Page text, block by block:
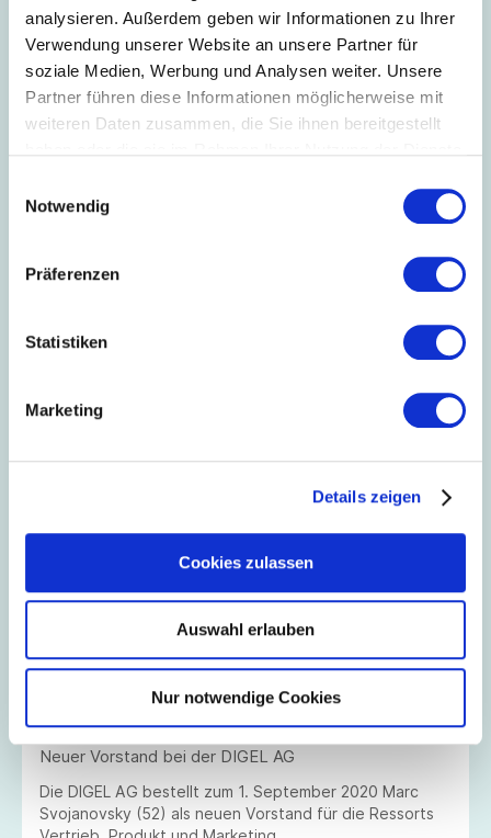
analysieren. Außerdem geben wir Informationen zu Ihrer
Verwendung unserer Website an unsere Partner für
soziale Medien, Werbung und Analysen weiter. Unsere
Partner führen diese Informationen möglicherweise mit
weiteren Daten zusammen, die Sie ihnen bereitgestellt
Notwendig
Präferenzen
Statistiken
Marketing
Details zeigen
Cookies zulassen
Auswahl erlauben
Nur notwendige Cookies
08.01.2021// Kommunikation + Event
Mit dem Beginn des Jahres 2021 unterstützt Thomas
10.08.2020// Kommunikation + Event
Neuer Vorstand bei der DIGEL AG
Die DIGEL AG bestellt zum 1. September 2020 Marc
Svojanovsky (52) als neuen Vorstand für die Ressorts